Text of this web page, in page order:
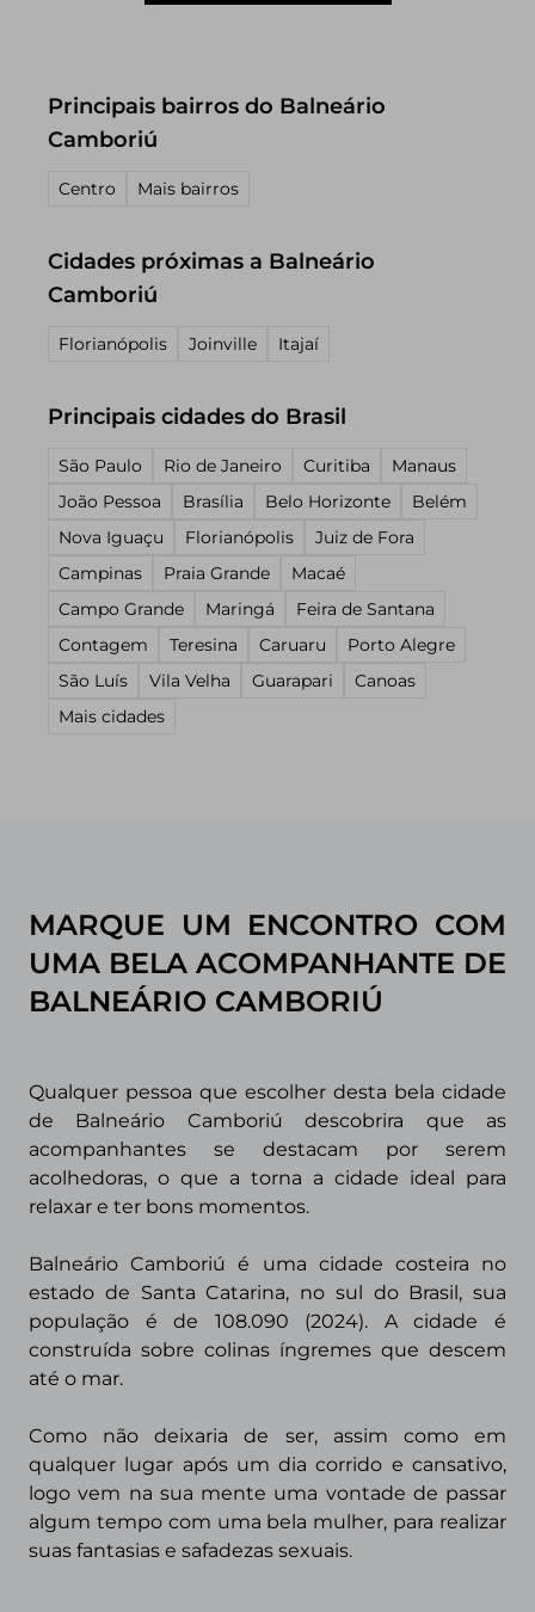
Principais bairros do Balneário
Camboriú
Centro Mais bairros
Cidades próximas a Balneário
Camboriú
Florianópolis Joinville Itajaí
Principais cidades do Brasil
São Paulo Rio de Janeiro Curitiba
Manaus
João Pessoa
Brasília Belo Horizonte
Belém
Nova Iguaçu
Florianópolis
Juiz de Fora
Campinas
Praia Grande
Macaé
Campo Grande
Maringá
Feira de Santana
Contagem
Teresina Caruaru
Porto Alegre
São Luís
Vila Velha Guarapari
Canoas
Mais cidades
MARQUE UM ENCONTRO COM
UMA BELA ACOMPANHANTE DE
BALNEÁRIO CAMBORIÚ
Qualquer pessoa que escolher desta bela cidade
de Balneário Camboriú descobrira que as
acompanhantes se destacam por serem
acolhedoras, o que a torna a cidade ideal para
relaxar e ter bons momentos.
Balneário Camboriú é uma cidade costeira no
estado de Santa Catarina, no sul do Brasil, sua
população é de 108.090 (2024). A cidade é
construída sobre colinas íngremes que descem
até o mar.
Como não deixaria de ser, assim como em
qualquer lugar após um dia corrido e cansativo,
logo vem na sua mente uma vontade de passar
algum tempo com uma bela mulher, para realizar
suas fantasias e safadezas sexuais.